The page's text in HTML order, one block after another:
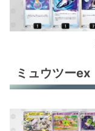
ミュウツーex